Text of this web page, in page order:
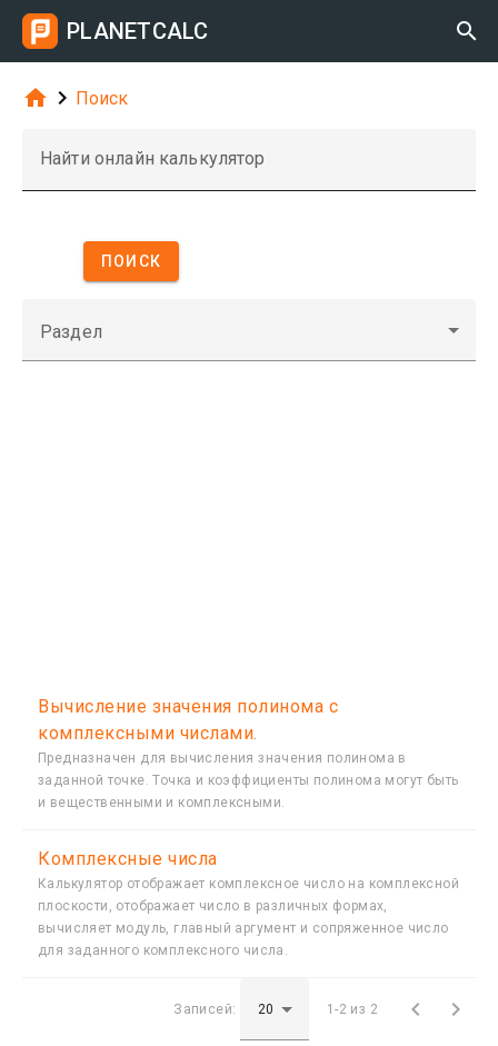
PLANETCALC 
  Поиск
Найти онлайн калькулятор
ПОИСК
Раздел
Вычисление значения полинома с
комплексными числами.
Предназначен для вычисления значения полинома в
заданной точке. Точка и коэффициенты полинома могут быть
и вещественными и комплексными.
Комплексные числа
Калькулятор отображает комплексное число на комплексной
плоскости, отображает число в различных формах,
вычисляет модуль, главный аргумент и сопряженное число
для заданного комплексного числа.
Записей: 1-2 из 2  